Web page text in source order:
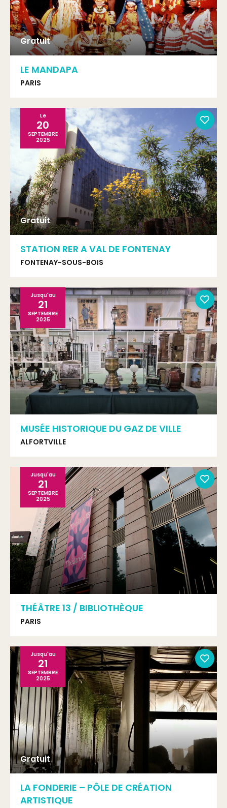
Gratuit
LE MANDAPA
PARIS
Gratuit
Le
20
SEPTEMBRE
2025
STATION RER A VAL DE FONTENAY
FONTENAY-SOUS-BOIS
Jusqu'au
21
SEPTEMBRE
2025
MUSÉE HISTORIQUE DU GAZ DE VILLE
ALFORTVILLE
Jusqu'au
21
SEPTEMBRE
2025
THÉÂTRE 13 / BIBLIOTHÈQUE
PARIS
Gratuit
Jusqu'au
21
SEPTEMBRE
2025
LA FONDERIE – PÔLE DE CRÉATION
ARTISTIQUE